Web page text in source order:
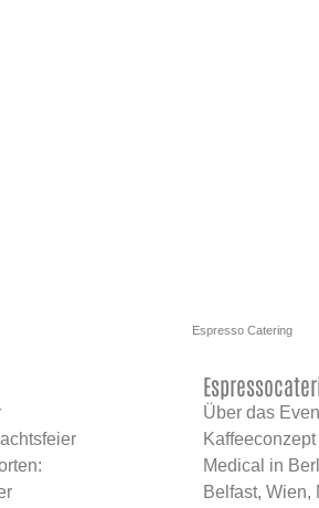
Espresso Catering
Über das
Medical in
Belfast, Wien,